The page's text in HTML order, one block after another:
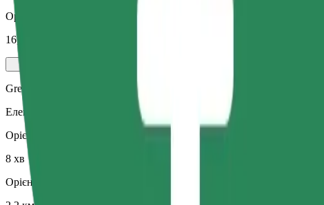
Орієнтовна вартість
16,80 RON
Green
Електричні та гібридні авто
Орієнтовний час поїздки
8 хв
Орієнтовна відстань